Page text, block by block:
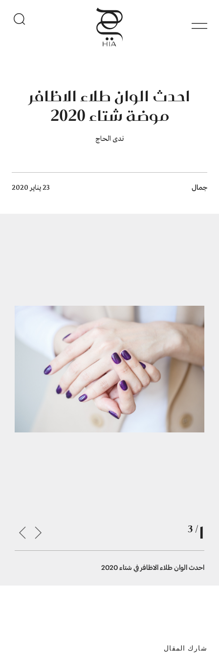
احدث الوان طلاء الاظافر
موضة شتاء 2020
ندى الحاج
Breadcrumbجمال
احدث الوان طلاء الاظافر في شتاء 2020
شارك المقال